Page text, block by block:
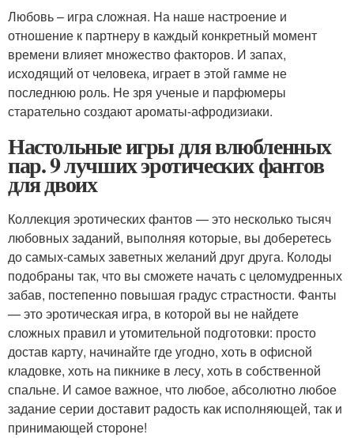
Любовь – игра сложная. На наше настроение и
отношение к партнеру в каждый конкретный момент
времени влияет множество факторов. И запах,
исходящий от человека, играет в этой гамме не
последнюю роль. Не зря ученые и парфюмеры
старательно создают ароматы-афродизиаки.
Настольные игры для влюбленных
пар. 9 лучших эротических фантов
для двоих
Коллекция эротических фантов — это несколько тысяч
любовных заданий, выполняя которые, вы доберетесь
до самых-самых заветных желаний друг друга. Колоды
подобраны так, что вы сможете начать с целомудренных
забав, постепенно повышая градус страстности. Фанты
— это эротическая игра, в которой вы не найдете
сложных правил и утомительной подготовки: просто
достав карту, начинайте где угодно, хоть в офисной
кладовке, хоть на пикнике в лесу, хоть в собственной
спальне. И самое важное, что любое, абсолютно любое
задание серии доставит радость как исполняющей, так и
принимающей стороне!